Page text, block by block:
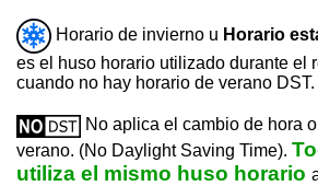
Horario de invierno u Horario
es el huso horario utilizado durante el
cuando no hay horario de verano DST.
No aplica el cambio de hora
verano. (No Daylight Saving Time).
utiliza el mismo huso horario